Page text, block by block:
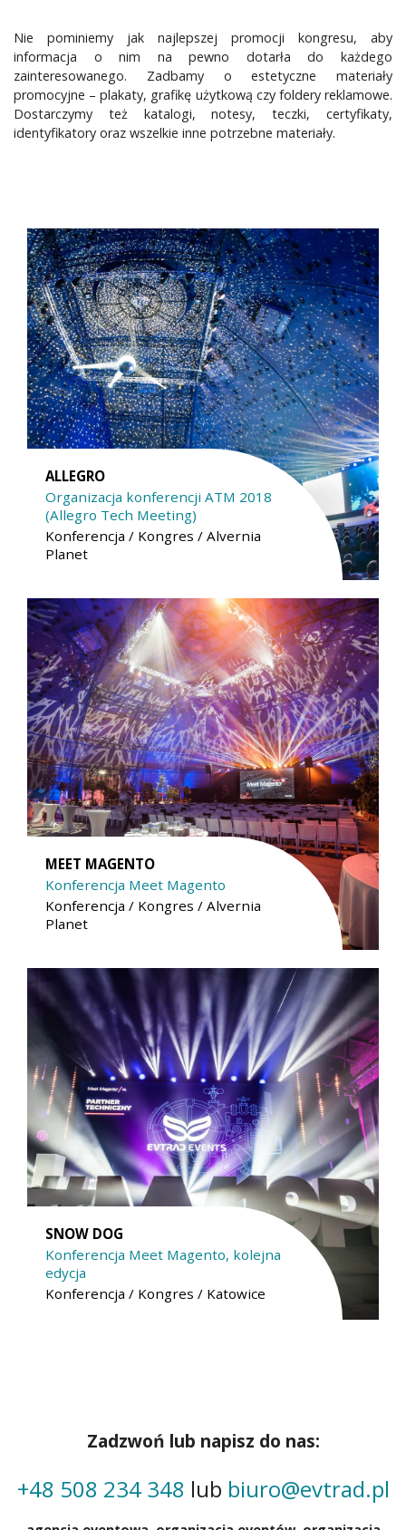
Nie pominiemy jak najlepszej promocji kongresu, aby
informacja o nim na pewno dotarła do każdego
zainteresowanego. Zadbamy o estetyczne materiały
promocyjne – plakaty, grafikę użytkową czy foldery reklamowe.
Dostarczymy też katalogi, notesy, teczki, certyfikaty,
identyfikatory oraz wszelkie inne potrzebne materiały.
ALLEGRO
Organizacja konferencji ATM 2018
(Allegro Tech Meeting)
Konferencja / Kongres / Alvernia
Planet
MEET MAGENTO
Konferencja Meet Magento
Konferencja / Kongres / Alvernia
Planet
SNOW DOG
Konferencja Meet Magento, kolejna
edycja
Konferencja / Kongres / Katowice
Zadzwoń lub napisz do nas:
+48 508 234 348 lub biuro@evtrad.pl